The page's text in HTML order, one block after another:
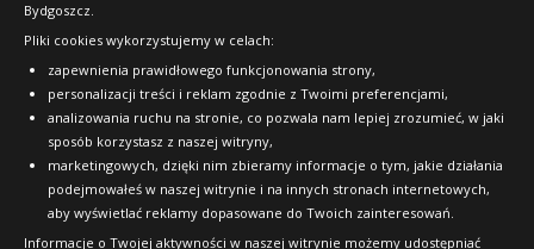
Bydgoszcz.
Pliki cookies wykorzystujemy w celach:
zapewnienia prawidłowego funkcjonowania strony,
personalizacji treści i reklam zgodnie z Twoimi preferencjami,
analizowania ruchu na stronie, co pozwala nam lepiej zrozumieć, w jaki
sposób korzystasz z naszej witryny,
marketingowych, dzięki nim zbieramy informacje o tym, jakie działania
podejmowałeś w naszej witrynie i na innych stronach internetowych,
aby wyświetlać reklamy dopasowane do Twoich zainteresowań.
Informacje o Twojej aktywności w naszej witrynie możemy udostępniać
OFICJALNY PARTNER